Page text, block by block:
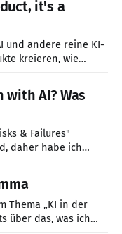
Schutzrezepte
it's a
und andere reine KI-
kreieren, wie
ins Gedächtnis
habe schon öfters,
with AI? Was
& Failures"
daher habe ich
hat: den 2.
2025 (also in 3
Thema „KI in der
über das, was ich